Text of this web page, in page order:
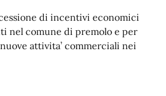
di incentivi economici
nel comune di premolo e per
attivita’ commerciali nei